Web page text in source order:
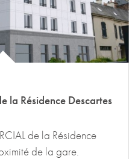
la Résidence Descartes
de la Résidence
de la gare.